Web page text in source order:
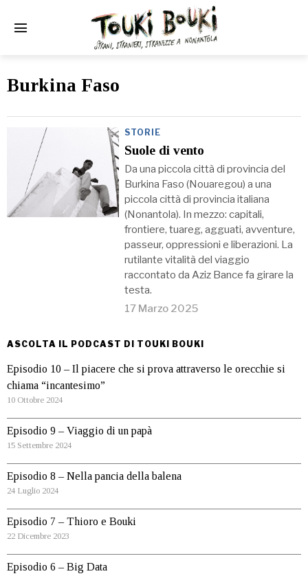
Burkina Faso
STORIE
Suole di vento
Da una piccola città di provincia del
Burkina Faso (Nouaregou) a una
piccola città di provincia italiana
(Nonantola). In mezzo: capitali,
frontiere, tuareg, agguati, avventure,
passeur, oppressioni e liberazioni. La
rutilante vitalità del viaggio
raccontato da Aziz Bance fa girare la
testa.
17 Marzo 2025
ASCOLTA IL PODCAST DI TOUKI BOUKI
Episodio 10 – Il piacere che si prova attraverso le orecchie si
chiama “incantesimo”
10 Ottobre 2024
Episodio 9 – Viaggio di un papà
15 Settembre 2024
Episodio 8 – Nella pancia della balena
24 Luglio 2024
Episodio 7 – Thioro e Bouki
22 Dicembre 2023
Episodio 6 – Big Data